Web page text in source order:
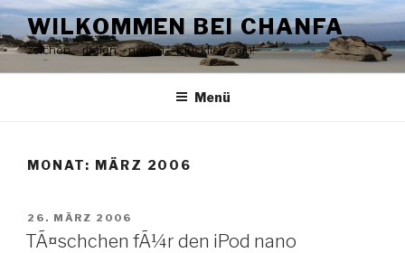
Zum
Inhalt
springen
WILKOMMEN BEI CHANFA
zeichen – malen – nähen – glücklich sein!
Menü
MONAT: MÄRZ 2006
VERÖFFENTLICHT
AM
26. MÄRZ 2006
TÃ¤schchen fÃ¼r den iPod nano